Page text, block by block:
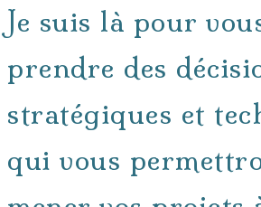
Je suis là pour
prendre des
stratégiques et
qui vous